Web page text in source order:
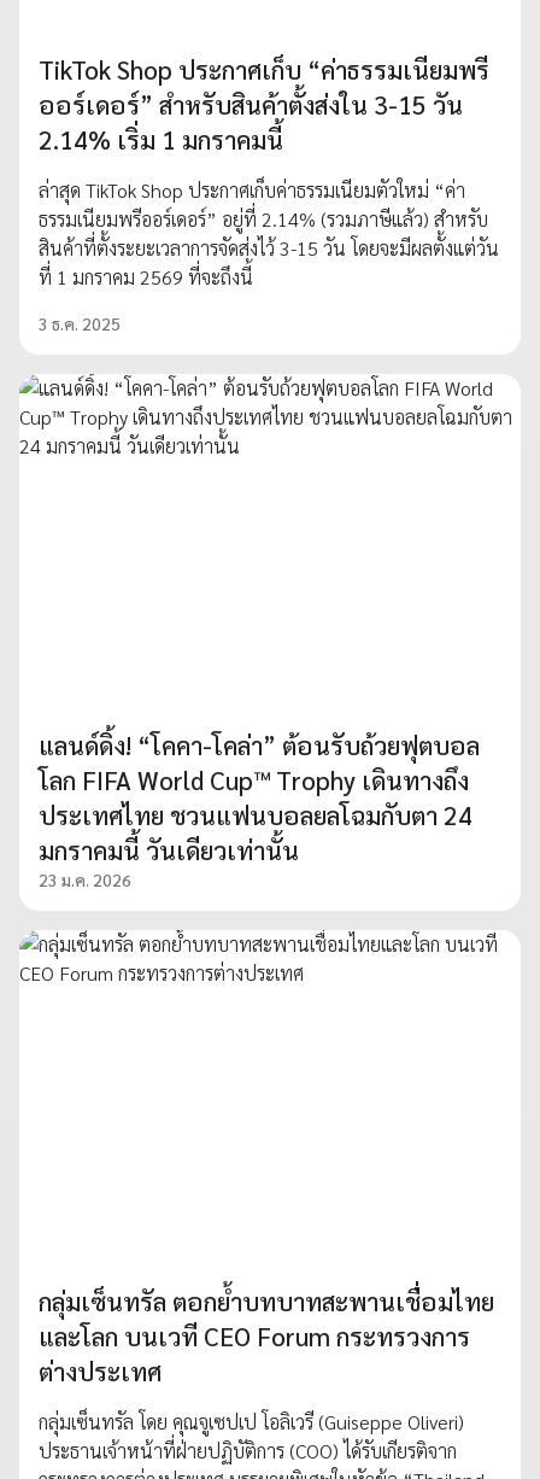
TikTok Shop ประกาศเก็บ “ค่าธรรมเนียมพรี
ออร์เดอร์” สำหรับสินค้าตั้งส่งใน 3-15 วัน
2.14% เริ่ม 1 มกราคมนี้
ล่าสุด TikTok Shop ประกาศเก็บค่าธรรมเนียมตัวใหม่ “ค่า
ธรรมเนียมพรีออร์เดอร์” อยู่ที่ 2.14% (รวมภาษีแล้ว) สำหรับ
สินค้าที่ตั้งระยะเวลาการจัดส่งไว้ 3-15 วัน โดยจะมีผลตั้งแต่วัน
ที่ 1 มกราคม 2569 ที่จะถึงนี้
3 ธ.ค. 2025
แลนด์ดิ้ง! “โคคา-โคล่า” ต้อนรับถ้วยฟุตบอล
โลก FIFA World Cup™ Trophy เดินทางถึง
ประเทศไทย ชวนแฟนบอลยลโฉมกับตา 24
มกราคมนี้ วันเดียวเท่านั้น
23 ม.ค. 2026
กลุ่มเซ็นทรัล ตอกย้ำบทบาทสะพานเชื่อมไทย
และโลก บนเวที CEO Forum กระทรวงการ
ต่างประเทศ
กลุ่มเซ็นทรัล โดย คุณจูเซปเป โอลิเวรี (Guiseppe Oliveri)
ประธานเจ้าหน้าที่ฝ่ายปฏิบัติการ (COO) ได้รับเกียรติจาก